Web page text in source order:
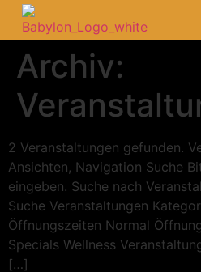
Archiv:
2 Veranstaltungen gefunden.
Ansichten, Navigation Suche
eingeben. Suche nach
Suche Veranstaltungen
Öffnungszeiten Normal
Specials Wellness
[…]